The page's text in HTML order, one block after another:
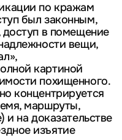
по кражам
был законным,
доступ в помещение
вещи,
картиной
похищенного.
концентрируется
маршруты,
и на доказательстве
изъятие